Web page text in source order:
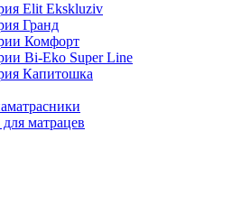
Elit Ekskluziv
Гранд
Комфорт
Bi-Eko Super Line
Капитошка
матрацев